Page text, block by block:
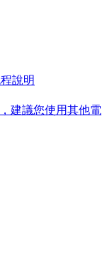
說明
建議您使用其他電